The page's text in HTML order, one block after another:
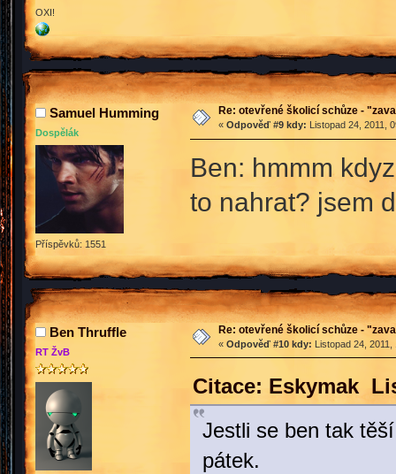
OXI!
Samuel Humming
Dospělák
Příspěvků: 1551
Re: otevřené školicí schůze -
« Odpověď #9 kdy: Listopad 24, 2011,
Ben: hmmm
to nahrat? jsem
Ben Thruffle
RT ŽvB
Re: otevřené školicí schůze -
« Odpověď #10 kdy: Listopad 24,
Citace: Eskymak
Jestli se ben tak
pátek.